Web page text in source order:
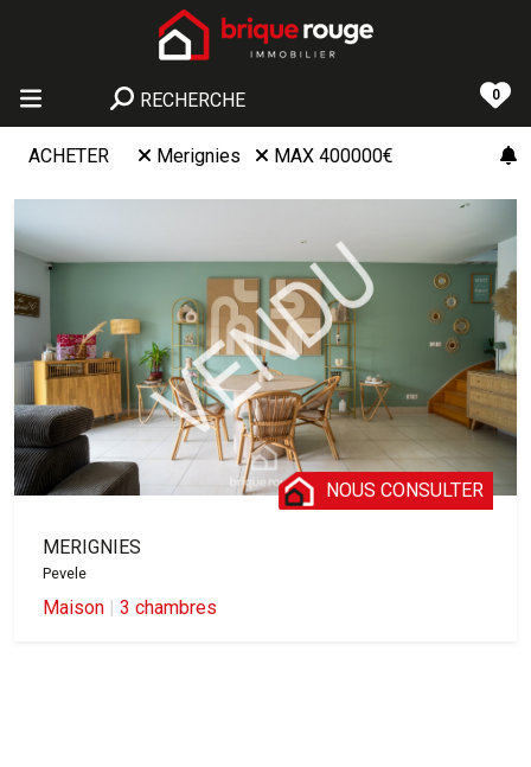
RECHERCHE 0
ACHETER Merignies MAX 400000€
NOUS CONSULTER
MERIGNIES
Pevele
Maison | 3 chambres